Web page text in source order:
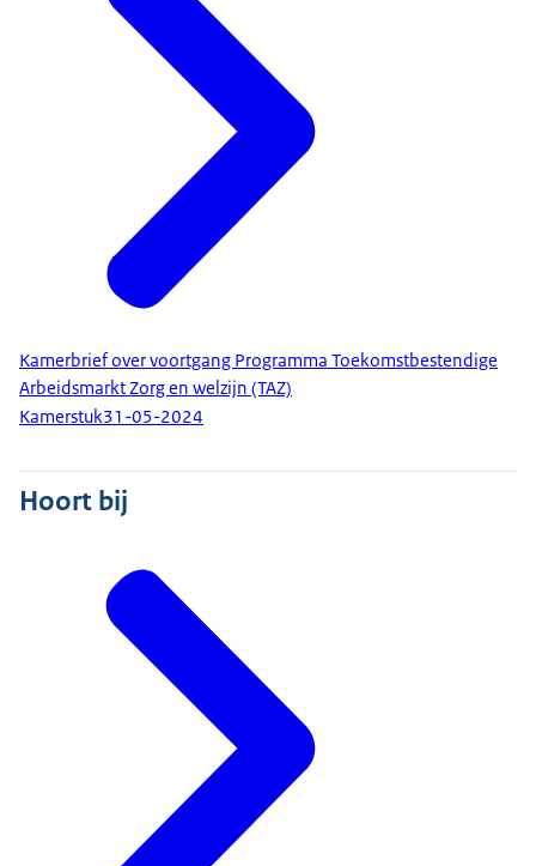
Kamerbrief over voortgang Programma Toekomstbestendige
Arbeidsmarkt Zorg en welzijn (TAZ)
Kamerstuk31-05-2024
Hoort bij